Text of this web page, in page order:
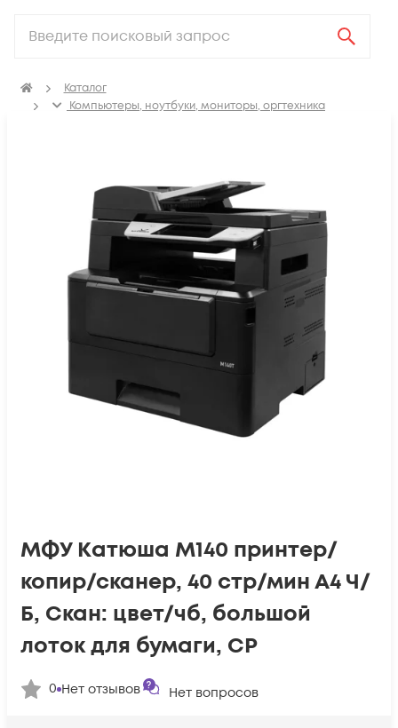
Каталог
Компьютеры, ноутбуки, мониторы, оргтехника
МФУ Катюша M140 принтер/
копир/сканер, 40 стр/мин А4 Ч/
Б, Скан: цвет/чб, большой
лоток для бумаги, CP
0 Нет отзывов Нет вопросов